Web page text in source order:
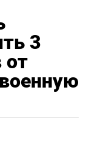
3
от